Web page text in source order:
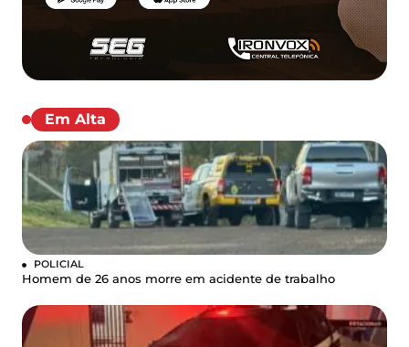
Em Alta
POLICIAL
Homem de 26 anos morre em acidente de trabalho